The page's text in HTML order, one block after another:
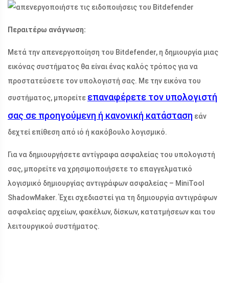
Περαιτέρω ανάγνωση:
Μετά την απενεργοποίηση του Bitdefender, η δημιουργία μιας
εικόνας συστήματος θα είναι ένας καλός τρόπος για να
προστατεύσετε τον υπολογιστή σας. Με την εικόνα του
συστήματος, μπορείτε επαναφέρετε τον υπολογιστή
σας σε προηγούμενη ή κανονική κατάσταση εάν
δεχτεί επίθεση από ιό ή κακόβουλο λογισμικό.
Για να δημιουργήσετε αντίγραφα ασφαλείας του υπολογιστή
σας, μπορείτε να χρησιμοποιήσετε το επαγγελματικό
λογισμικό δημιουργίας αντιγράφων ασφαλείας – MiniTool
ShadowMaker. Έχει σχεδιαστεί για τη δημιουργία αντιγράφων
ασφαλείας αρχείων, φακέλων, δίσκων, κατατμήσεων και του
λειτουργικού συστήματος.